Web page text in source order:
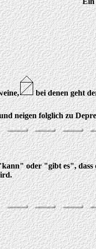
bei denen geht
neigen folglich zu
oder "gibt es", dass